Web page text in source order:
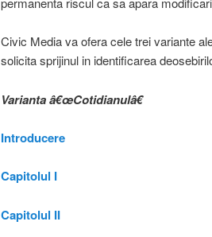
Civic Media va ofera cele trei variante
solicita sprijinul in identificarea
Varianta â€œCotidianulâ€
Introducere
Capitolul I
Capitolul II